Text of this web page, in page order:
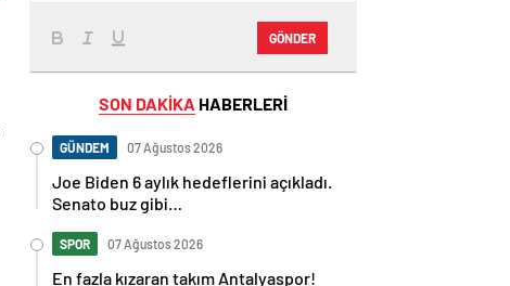
GÖNDER
SON DAKİKA HABERLERİ
GÜNDEM 07 Ağustos 2026
Joe Biden 6 aylık hedeflerini açıkladı.
Senato buz gibi…
SPOR 07 Ağustos 2026
En fazla kızaran takım Antalyaspor!